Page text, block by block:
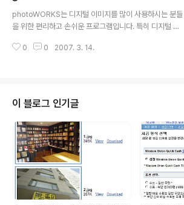
데 아주 괜찮은것이라서 강력 추천합니다. 중문,영문버젼
모두 있습니다. 프로그램 설치 할때 언어선택을 하시면 됩
photoWORKS는 디지털 이미지를 많이 사용하시는 분들
을 위한 편리하고 손쉬운 프로그램입니다. 특히 디지털 카
포토샵처럼 덩치크고 사용하기 불편한 프로그램들보다도
습니다. 다양한 액자기능의 적용으로 사진을 보다 품위있
게 만들수 있으며, 그래픽 도구들에서 제공해주는 Auto L
evel, Sharpen, Rotate등 다양한 Effect 효과도 그대로
재현해 줍니다. HTML 생성기능을 이용해서 그림이나 사
진을 손쉽게 홈페이지에 적용시키실수 있습니다. 홈페이지
에 사진을 많이 올리시는 분들에게도..
0 0 2007. 3. 14.
이 블로그 인기글